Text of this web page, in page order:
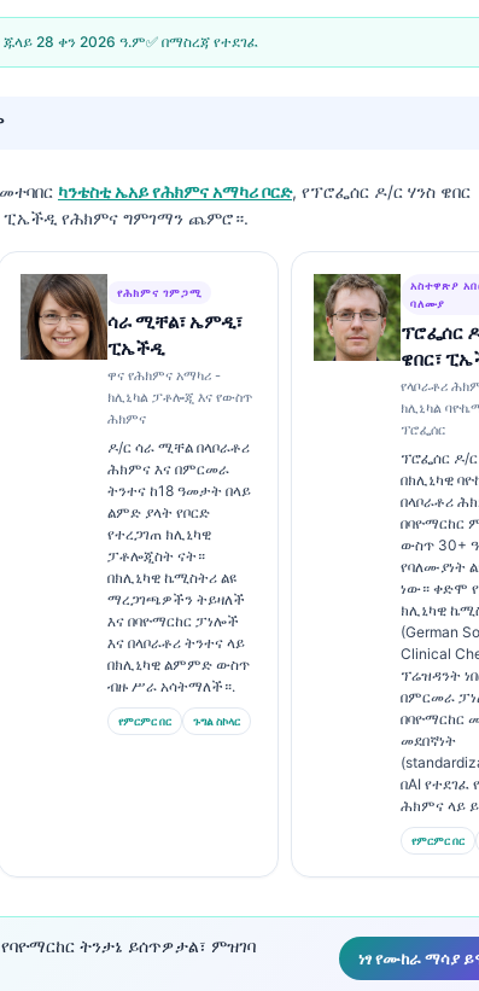
ጁላይ 28 ቀን 2026 ዓ.ም✅ በማስረጃ የተደገፈ
ካንቴስቲ ኤአይ የሕክምና አማካሪ ቦርድ, የፕሮፌሰር ዶ/ር ሃንስ ዌበር
ፒኤችዲ የሕክምና ግምገማን ጨምሮ።.
የሕክምና ገምጋሚ
ሳራ ሚቸል፣ ኤምዲ፣
ፒኤችዲ
ዋና የሕክምና አማካሪ -
ክሊኒካል ፓቶሎጂ እና የውስጥ
ሕክምና
ዶ/ር ሳራ ሚቸል በላቦራቶሪ
ሕክምና እና በምርመራ
ትንተና ከ18 ዓመታት በላይ
ልምድ ያላት የቦርድ
የተረጋገጠ ክሊኒካዊ
ፓቶሎጂስት ናት።
በክሊኒካዊ ኬሚስትሪ ልዩ
ማረጋገጫዎችን ትይዛለች
እና በባዮማርከር ፓነሎች
እና በላቦራቶሪ ትንተና ላይ
በክሊኒካዊ ልምምድ ውስጥ
ብዙ ሥራ አሳትማለች።.
የምርምር በር ጉግል ስኮላር
አስተዋጽዖ
ባለሙያ
ፕሮፌሰር
ዌበር፣
የላቦራቶሪ
ክሊኒካል
ፕሮፌሰር
ፕሮፌሰር ዶ/ር
በክሊኒካዊ
በላቦራቶሪ
በባዮማርከር
ውስጥ 30+
የባለሙያነት
ነው። ቀድሞ
ክሊኒካዊ
(German
Clinical
ፕሬዝዳንት
በምርመራ
በባዮማርከር
መደበኛነት
በAI የተደገፈ
ሕክምና ላይ
የምርምር በር
ትንታኔ ይሰጥዎታል፣ ምዝገባ
ነፃ የሙከራ ማሳያ